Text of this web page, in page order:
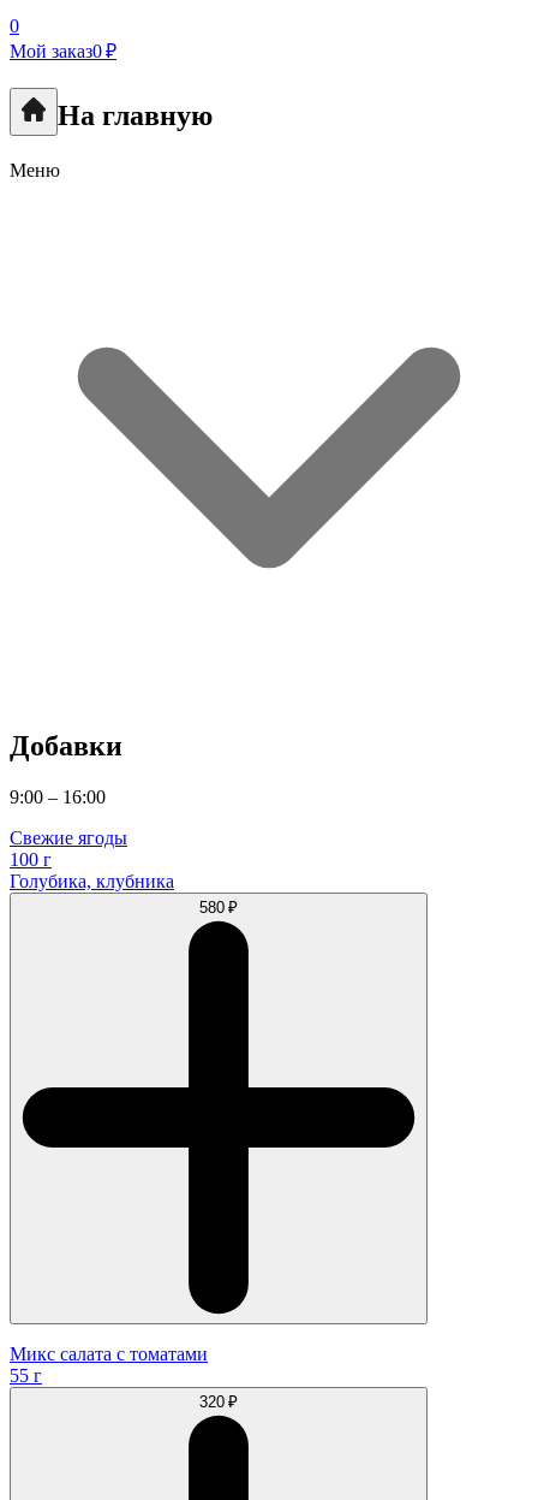
0
Мой заказ0 ₽
На главную
Меню
Добавки
9:00 – 16:00
Свежие ягоды
100 г
Голубика, клубника
580 ₽
Микс салата с томатами
55 г
320 ₽